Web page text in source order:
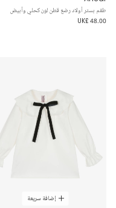
طقم بستر أولاد رضع قطن لون كحلي وأبيض
UK£ 48.00
إضافة سريعة